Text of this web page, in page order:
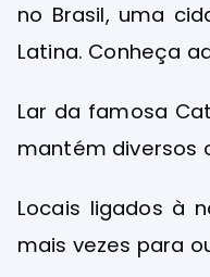
no Brasil, uma
Latina. Conheça
Lar da famosa
mantém diversos
Locais ligados à
mais vezes para